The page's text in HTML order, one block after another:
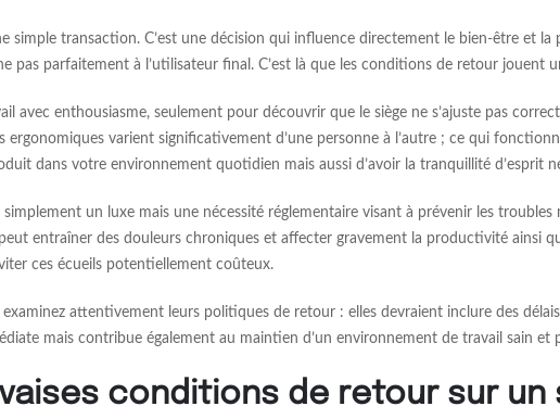
simple transaction. C’est une décision qui influence directement le bien-être et
pas parfaitement à l’utilisateur final. C’est là que les conditions de retour jouent
avec enthousiasme, seulement pour découvrir que le siège ne s’ajuste pas
ergonomiques varient significativement d’une personne à l’autre ; ce qui
dans votre environnement quotidien mais aussi d’avoir la tranquillité d’esprit
simplement un luxe mais une nécessité réglementaire visant à prévenir les
entraîner des douleurs chroniques et affecter gravement la productivité ainsi
ces écueils potentiellement coûteux.
examinez attentivement leurs politiques de retour : elles devraient inclure des
mais contribue également au maintien d’un environnement de travail sain
conditions de retour sur un